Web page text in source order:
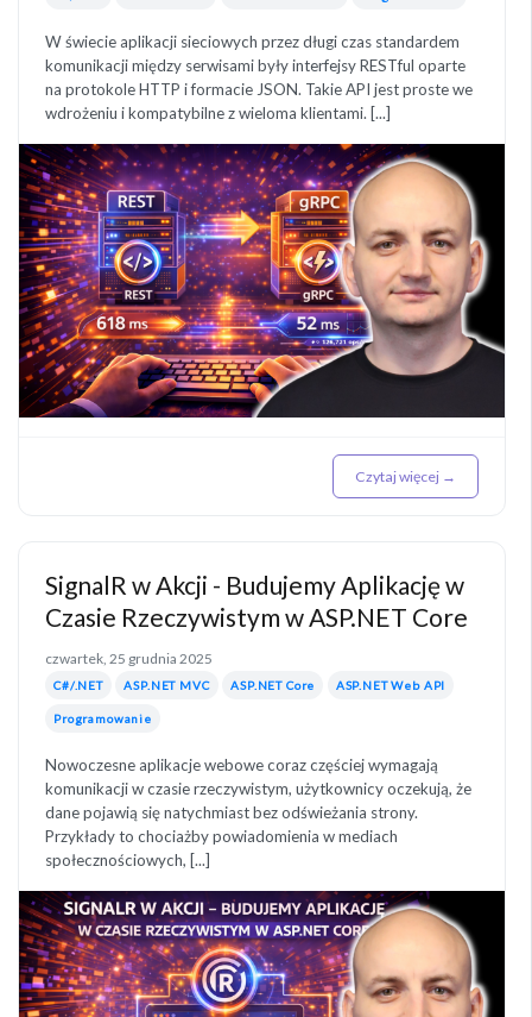
W świecie aplikacji sieciowych przez długi czas standardem
komunikacji między serwisami były interfejsy RESTful oparte
na protokole HTTP i formacie JSON. Takie API jest proste we
wdrożeniu i kompatybilne z wieloma klientami. [...]
Czytaj więcej →
SignalR w Akcji - Budujemy Aplikację w
Czasie Rzeczywistym w ASP.NET Core
czwartek, 25 grudnia 2025
C#/.NET ASP.NET MVC ASP.NET Core ASP.NET Web API
Programowanie
Nowoczesne aplikacje webowe coraz częściej wymagają
komunikacji w czasie rzeczywistym, użytkownicy oczekują, że
dane pojawią się natychmiast bez odświeżania strony.
Przykłady to chociażby powiadomienia w mediach
społecznościowych, [...]